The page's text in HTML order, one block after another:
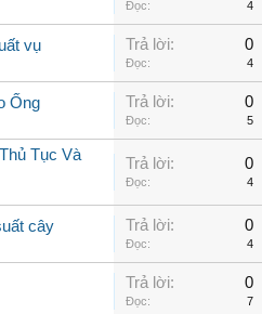
Đọc: 4
vụ Trả lời: 0
Đọc: 4
Ống Trả lời: 0
Đọc: 5
Tục Và
Trả lời: 0
Đọc: 4
cây Trả lời: 0
Đọc: 4
Trả lời: 0
Đọc: 7